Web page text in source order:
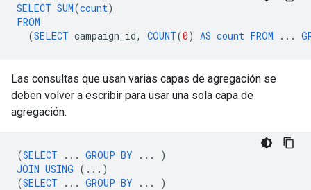
SELECT SUM(count)
FROM
(SELECT campaign_id, COUNT(0) AS count FROM ...
Las consultas que usan varias capas de agregación se
deben volver a escribir para usar una sola capa de
agregación.
(SELECT ... GROUP BY ...
)
JOIN USING (...)
(SELECT ... GROUP BY ... )